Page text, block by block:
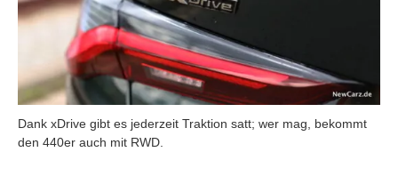
Dank xDrive gibt es jederzeit Traktion satt; wer mag, bekommt
den 440er auch mit RWD.